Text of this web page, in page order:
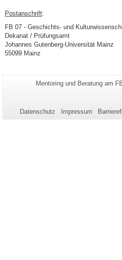
Postanschrift:
FB 07 - Geschichts- und
Dekanat / Prüfungsamt
Johannes Gutenberg-Universität Mainz
55099 Mainz
Seiten-
Mentoring und Beratung am
Datenschutz Impressum